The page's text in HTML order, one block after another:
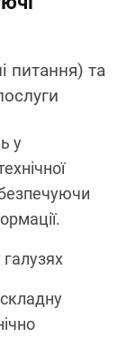
питання) та
у
галузях